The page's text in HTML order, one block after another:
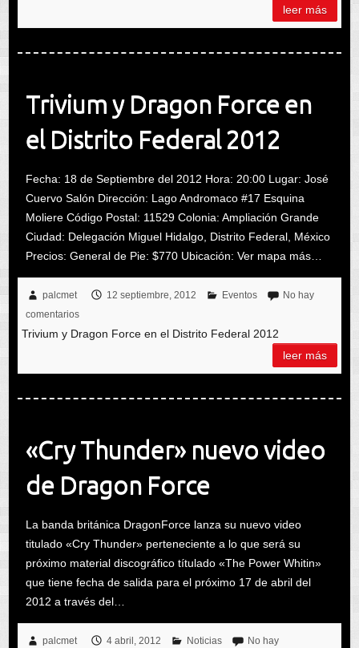
leer más
Trivium y Dragon Force en
el Distrito Federal 2012
Fecha: 18 de Septiembre del 2012 Hora: 20:00 Lugar: José
Cuervo Salón Dirección: Lago Andromaco #17 Esquina
Moliere Código Postal: 11529 Colonia: Ampliación Grande
Ciudad: Delegación Miguel Hidalgo, Distrito Federal, México
Precios: General de Pie: $770 Ubicación: Ver mapa más…
palcmet 12 septiembre, 2012 Eventos
No hay
comentarios
Trivium y Dragon Force en el Distrito Federal 2012
leer más
«Cry Thunder» nuevo video
de Dragon Force
La banda británica DragonForce lanza su nuevo video
titulado «Cry Thunder» perteneciente a lo que será su
próximo material discográfico títulado «The Power Whitin»
que tiene fecha de salida para el próximo 17 de abril del
2012 a través del…
palcmet 4 abril, 2012 Noticias
No hay